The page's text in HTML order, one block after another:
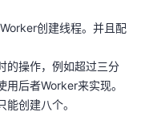
创建线程。并且配
的操作，例如超过三分
后者Worker来实现。
创建八个。